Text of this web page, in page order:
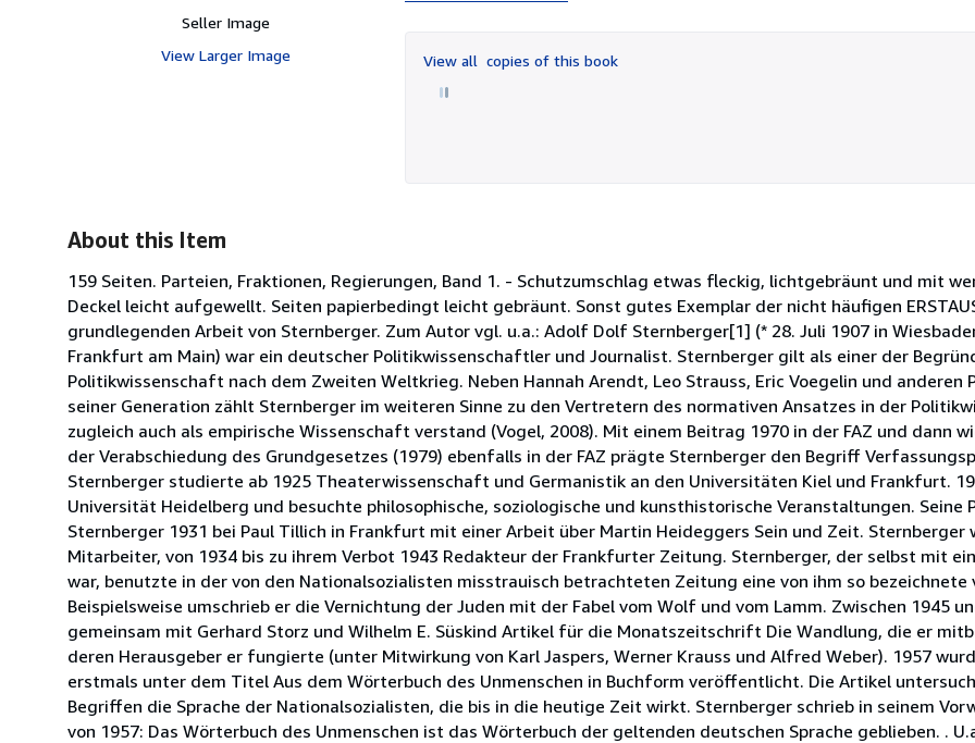
Seller Image
View Larger Image
of
5
View all copies of this book
About this Item
159 Seiten. Parteien, Fraktionen, Regierungen, Band 1. - Schutzumschlag etwas fleckig, lichtgebräunt und mit
Deckel leicht aufgewellt. Seiten papierbedingt leicht gebräunt. Sonst gutes Exemplar der nicht häufigen
grundlegenden Arbeit von Sternberger. Zum Autor vgl. u.a.: Adolf Dolf Sternberger[1] (* 28. Juli 1907 in
Frankfurt am Main) war ein deutscher Politikwissenschaftler und Journalist. Sternberger gilt als einer der
Politikwissenschaft nach dem Zweiten Weltkrieg. Neben Hannah Arendt, Leo Strauss, Eric Voegelin und
seiner Generation zählt Sternberger im weiteren Sinne zu den Vertretern des normativen Ansatzes in der
zugleich auch als empirische Wissenschaft verstand (Vogel, 2008). Mit einem Beitrag 1970 in der FAZ und dann
der Verabschiedung des Grundgesetzes (1979) ebenfalls in der FAZ prägte Sternberger den Begriff
Sternberger studierte ab 1925 Theaterwissenschaft und Germanistik an den Universitäten Kiel und Frankfurt.
Universität Heidelberg und besuchte philosophische, soziologische und kunsthistorische Veranstaltungen. Seine
Sternberger 1931 bei Paul Tillich in Frankfurt mit einer Arbeit über Martin Heideggers Sein und Zeit.
Mitarbeiter, von 1934 bis zu ihrem Verbot 1943 Redakteur der Frankfurter Zeitung. Sternberger, der selbst mit
war, benutzte in der von den Nationalsozialisten misstrauisch betrachteten Zeitung eine von ihm so bezeichnete
Beispielsweise umschrieb er die Vernichtung der Juden mit der Fabel vom Wolf und vom Lamm. Zwischen 1945
gemeinsam mit Gerhard Storz und Wilhelm E. Süskind Artikel für die Monatszeitschrift Die Wandlung, die er
deren Herausgeber er fungierte (unter Mitwirkung von Karl Jaspers, Werner Krauss und Alfred Weber). 1957
erstmals unter dem Titel Aus dem Wörterbuch des Unmenschen in Buchform veröffentlicht. Die Artikel
Begriffen die Sprache der Nationalsozialisten, die bis in die heutige Zeit wirkt. Sternberger schrieb in seinem
von 1957: Das Wörterbuch des Unmenschen ist das Wörterbuch der geltenden deutschen Sprache geblieben. .